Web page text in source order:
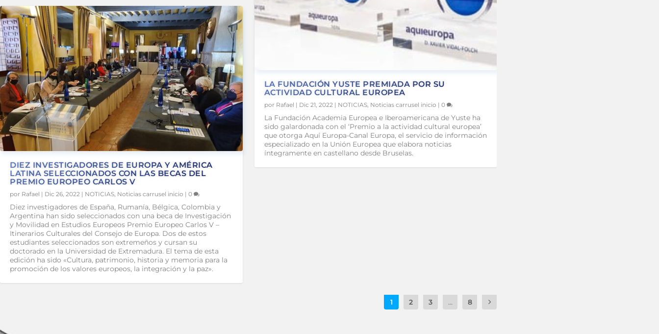
DIEZ INVESTIGADORES DE EUROPA Y AMÉRICA
LATINA SELECCIONADOS CON LAS BECAS DEL
PREMIO EUROPEO CARLOS V
por Rafael | Dic 26, 2022 | NOTICIAS, Noticias carrusel inicio | 0
Diez investigadores de España, Rumanía, Bélgica, Colombia y
Argentina han sido seleccionados con una beca de Investigación
y Movilidad en Estudios Europeos Premio Europeo Carlos V –
Itinerarios Culturales del Consejo de Europa. Dos de estos
estudiantes seleccionados son extremeños y cursan su
doctorado en la Universidad de Extremadura. El tema de esta
edición ha sido «Cultura, patrimonio, historia y memoria para la
promoción de los valores europeos, la integración y la paz».
LA FUNDACIÓN YUSTE PREMIADA POR SU
ACTIVIDAD CULTURAL EUROPEA
por Rafael | Dic 21, 2022 | NOTICIAS, Noticias carrusel inicio | 0
La Fundación Academia Europea e Iberoamericana de Yuste ha
sido galardonada con el ‘Premio a la actividad cultural europea’
que otorga Aquí Europa-Canal Europa, el servicio de información
especializado en la Unión Europea que elabora noticias
íntegramente en castellano desde Bruselas.
1 2 3 ... 8